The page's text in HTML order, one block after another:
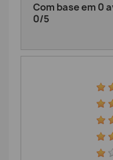
Com base em 0
0/5